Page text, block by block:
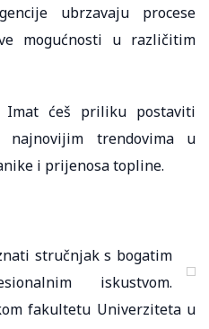
ubrzavaju procese
mogućnosti u različitim
Imat ćeš priliku postaviti
trendovima u
i prijenosa topline.
stručnjak s bogatim
iskustvom.
fakultetu Univerziteta u